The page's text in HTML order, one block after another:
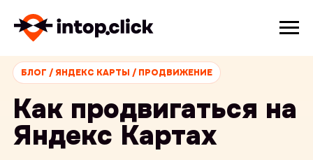
БЛОГ / ЯНДЕКС КАРТЫ / ПРОДВИЖЕНИЕ
Как продвигаться на
Яндекс Картах